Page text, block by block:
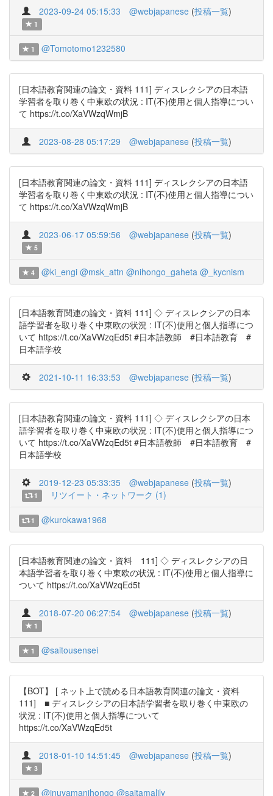
2023-09-24 05:15:33 @webjapanese (投稿一覧)
1
1 @Tomotomo1232580
[日本語教育関連の論文・資料 111] ディスレクシアの日本語
学習者を取り巻く中東欧の状況 : IT(不)使用と個人指導につい
て https://t.co/XaVWzqWmjB
2023-08-28 05:17:29 @webjapanese (投稿一覧)
[日本語教育関連の論文・資料 111] ディスレクシアの日本語
学習者を取り巻く中東欧の状況 : IT(不)使用と個人指導につい
て https://t.co/XaVWzqWmjB
2023-06-17 05:59:56 @webjapanese (投稿一覧)
5
4 @ki_engi @msk_attn @nihongo_gaheta @_kycnism
[日本語教育関連の論文・資料 111] ◇ ディスレクシアの日本
語学習者を取り巻く中東欧の状況 : IT(不)使用と個人指導につ
いて https://t.co/XaVWzqEd5t #日本語教師 #日本語教育 #
日本語学校
2021-10-11 16:33:53 @webjapanese (投稿一覧)
[日本語教育関連の論文・資料 111] ◇ ディスレクシアの日本
語学習者を取り巻く中東欧の状況 : IT(不)使用と個人指導につ
いて https://t.co/XaVWzqEd5t #日本語教師 #日本語教育 #
日本語学校
2019-12-23 05:33:35 @webjapanese (投稿一覧)
1 リツイート・ネットワーク (1)
1 @kurokawa1968
[日本語教育関連の論文・資料 111] ◇ ディスレクシアの日
本語学習者を取り巻く中東欧の状況 : IT(不)使用と個人指導に
ついて https://t.co/XaVWzqEd5t
2018-07-20 06:27:54 @webjapanese (投稿一覧)
1
1 @saitousensei
【BOT】 [ ネット上で読める日本語教育関連の論文・資料
111] ■ ディスレクシアの日本語学習者を取り巻く中東欧の
状況 : IT(不)使用と個人指導について
https://t.co/XaVWzqEd5t
2018-01-10 14:51:45 @webjapanese (投稿一覧)
3
2 @inuyamanihongo @saitamalily